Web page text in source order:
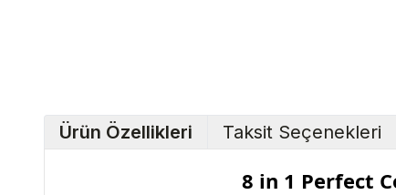
Ürün Özellikleri Taksit Seçenekleri
8 in 1 Perfect